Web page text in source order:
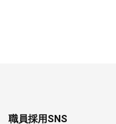
職員採用SNS